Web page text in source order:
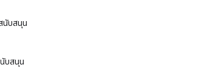
นับสนุน
บสนุน